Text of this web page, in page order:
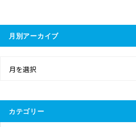
月別アーカイブ
月を選択
カテゴリー